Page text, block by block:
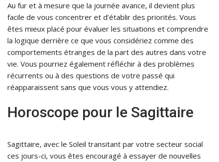
Au fur et à mesure que la journée avance, il devient plus
facile de vous concentrer et d’établir des priorités. Vous
êtes mieux placé pour évaluer les situations et comprendre
la logique derrière ce que vous considériez comme des
comportements étranges de la part des autres dans votre
vie. Vous pourriez également réfléchir à des problèmes
récurrents ou à des questions de votre passé qui
réapparaissent sans que vous vous y attendiez.
Horoscope pour le Sagittaire
Sagittaire, avec le Soleil transitant par votre secteur social
ces jours-ci, vous êtes encouragé à essayer de nouvelles